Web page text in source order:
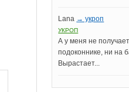
Lana → укроп
УКРОП
А у меня не
подоконнике, ни на
Вырастает...